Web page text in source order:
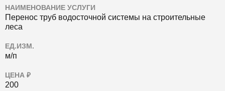
НАИМЕНОВАНИЕ УСЛУГИ
Перенос труб водосточной системы на строительные
леса
ЕД.ИЗМ.
м/п
ЦЕНА ₽
200